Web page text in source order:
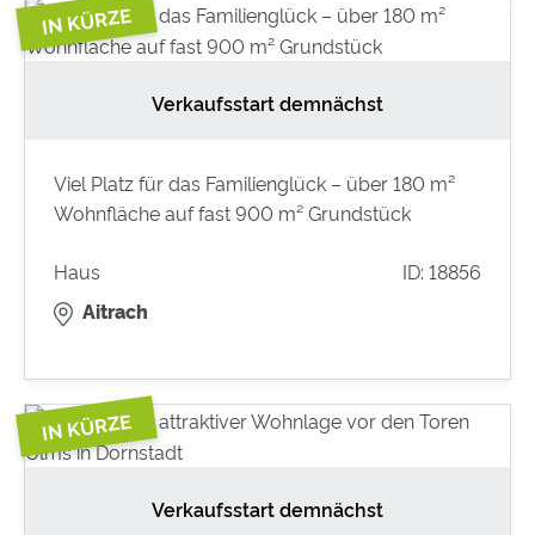
Verkaufsstart demnächst
Viel Platz für das Familienglück – über 180 m²
Wohnfläche auf fast 900 m² Grundstück
Haus
ID: 18856
Aitrach
Verkaufsstart demnächst